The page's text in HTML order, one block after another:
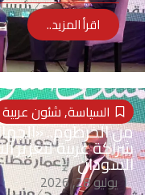
اقرأ المزيد..
السياسة,شئون عربية
من الخرطوم..
شراكة عربية لتعزيز
السودان
يوليو 28, 2026